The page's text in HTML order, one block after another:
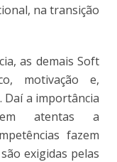
na transição
as demais Soft
motivação e,
Daí a importância
atentas a
fazem
exigidas pelas